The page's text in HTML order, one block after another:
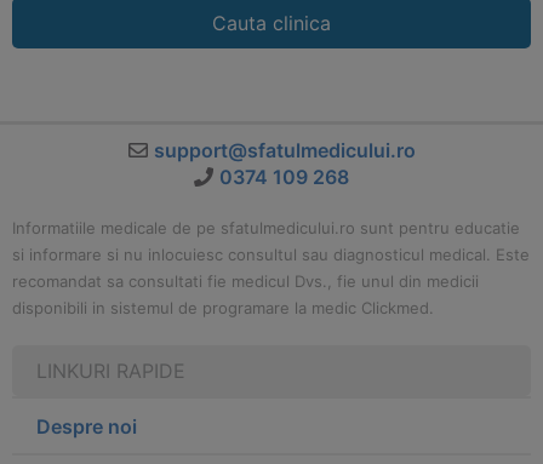
Cauta clinica
support@sfatulmedicului.ro
0374 109 268
Informatiile medicale de pe sfatulmedicului.ro sunt pentru educatie
si informare si nu inlocuiesc consultul sau diagnosticul medical. Este
recomandat sa consultati fie medicul Dvs., fie unul din medicii
disponibili in sistemul de programare la medic Clickmed.
LINKURI RAPIDE
Despre noi